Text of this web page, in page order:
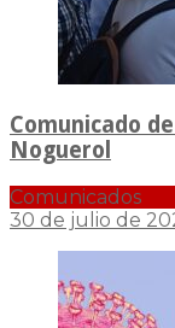
Comunicado
Noguerol
Comunicados
30 de julio de